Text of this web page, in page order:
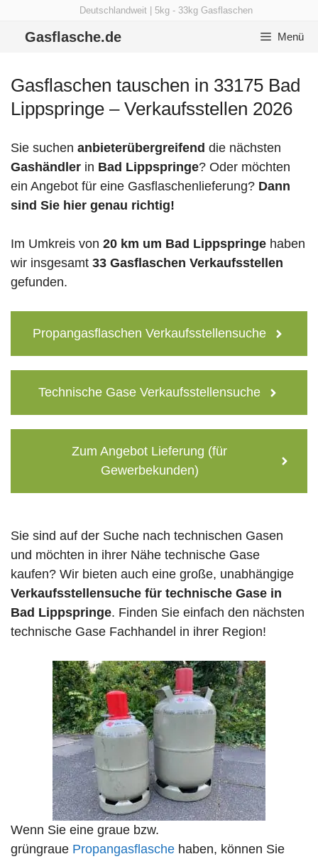
Deutschlandweit | 5kg - 33kg Gasflaschen
Gasflasche.de Menü
Gasflaschen tauschen in 33175 Bad
Lippspringe – Verkaufsstellen 2026
Sie suchen anbieterübergreifend die nächsten
Gashändler in Bad Lippspringe? Oder möchten
ein Angebot für eine Gasflaschenlieferung? Dann
sind Sie hier genau richtig!
Im Umkreis von 20 km um Bad Lippspringe haben
wir insgesamt 33 Gasflaschen Verkaufsstellen
gefunden.
Propangasflaschen Verkaufsstellensuche
Technische Gase Verkaufsstellensuche
Zum Angebot Lieferung (für
Gewerbekunden)
Sie sind auf der Suche nach technischen Gasen
und möchten in ihrer Nähe technische Gase
kaufen? Wir bieten auch eine große, unabhängige
Verkaufsstellensuche für technische Gase in
Bad Lippspringe. Finden Sie einfach den nächsten
technische Gase Fachhandel in ihrer Region!
Wenn Sie eine graue bzw.
grüngraue Propangasflasche haben, können Sie